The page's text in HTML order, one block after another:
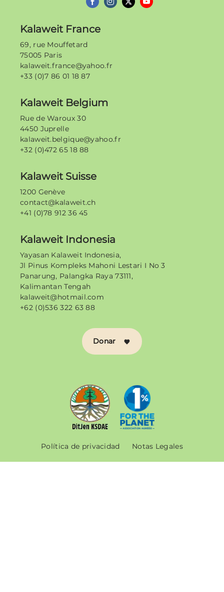
Kalaweit France
69, rue Mouffetard
75005 Paris
kalaweit.france@yahoo.fr
+33 (0)7 86 01 18 87
Kalaweit Belgium
Rue de Waroux 30
4450 Juprelle
kalaweit.belgique@yahoo.fr
+32 (0)472 65 18 88
Kalaweit Suisse
1200 Genève
contact@kalaweit.ch
+41 (0)78 912 36 45
Kalaweit Indonesia
Yayasan Kalaweit Indonesia,
Jl Pinus Kompleks Mahoni Lestari I No 3
Panarung, Palangka Raya 73111,
Kalimantan Tengah
kalaweit@hotmail.com
+62 (0)536 322 63 88
Donar
Política de privacidad Notas Legales